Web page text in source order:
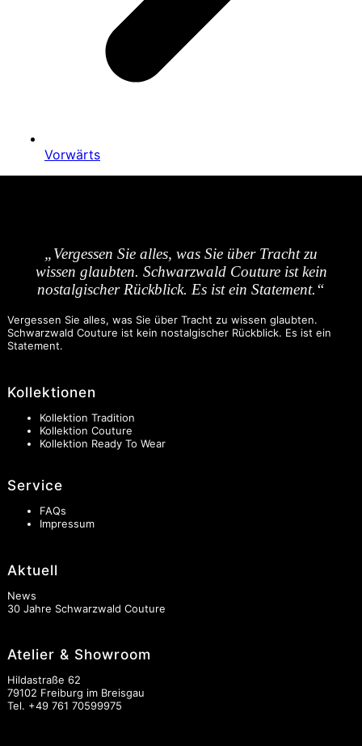
Vorwärts
„Vergessen Sie alles, was Sie über Tracht zu
wissen glaubten. Schwarzwald Couture ist kein
nostalgischer Rückblick. Es ist ein Statement.“
Vergessen Sie alles, was Sie über Tracht zu wissen glaubten.
Schwarzwald Couture ist kein nostalgischer Rückblick. Es ist ein
Statement.
Kollektionen
Kollektion Tradition
Kollektion Couture
Kollektion Ready To Wear
Service
FAQs
Impressum
Aktuell
News
30 Jahre Schwarzwald Couture
Atelier & Showroom
Hildastraße 62
79102 Freiburg im Breisgau
Tel. +49 761 70599975